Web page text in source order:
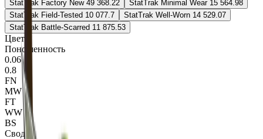
StatTrak Factory New 49 368.22 StatTrak Minimal Wear 15 564.98
StatTrak Field-Tested 10 077.7 StatTrak Well-Worn 14 529.07
StatTrak Battle-Scarred 11 875.53
Цвета
Поношенность
0.06
0.8
FN
MW
FT
WW
BS
Сводка